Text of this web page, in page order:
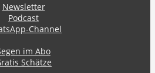
Newsletter
Podcast
Channel
im Abo
Schätze